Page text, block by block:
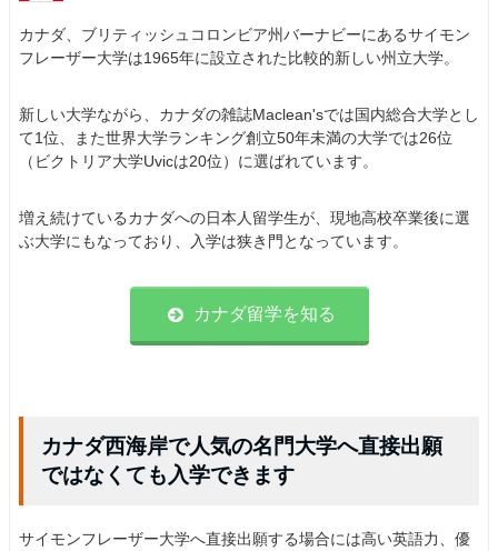
カナダ、ブリティッシュコロンビア州バーナビーにあるサイモン
フレーザー大学は1965年に設立された比較的新しい州立大学。
新しい大学ながら、カナダの雑誌Maclean'sでは国内総合大学とし
て1位、また世界大学ランキング創立50年未満の大学では26位
（ビクトリア大学Uvicは20位）に選ばれています。
増え続けているカナダへの日本人留学生が、現地高校卒業後に選
ぶ大学にもなっており、入学は狭き門となっています。
カナダ留学を知る
カナダ西海岸で人気の名門大学へ直接出願
ではなくても入学できます
サイモンフレーザー大学へ直接出願する場合には高い英語力、優